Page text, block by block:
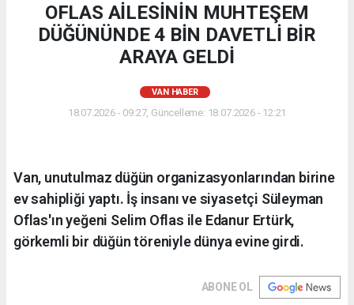
OFLAS AİLESİNİN MUHTEŞEM
DÜĞÜNÜNDE 4 BİN DAVETLİ BİR
ARAYA GELDİ
VAN HABER
18.07.2026 - 09:27, Güncelleme: 18.07.2026 - 12:21
Van, unutulmaz düğün organizasyonlarından birine
ev sahipliği yaptı. İş insanı ve siyasetçi Süleyman
Oflas'ın yeğeni Selim Oflas ile Edanur Ertürk,
görkemli bir düğün töreniyle dünya evine girdi.
ABONE OL